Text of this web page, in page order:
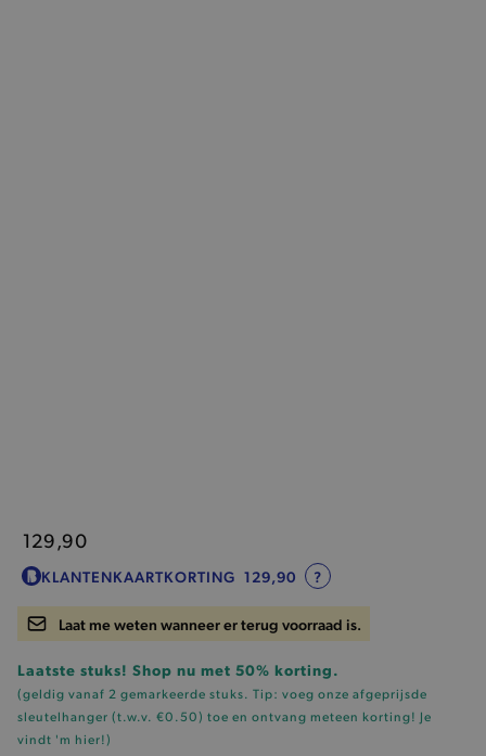
129,90
KLANTENKAARTKORTING 129,90 ?
Laat me weten wanneer er terug voorraad is.
Laatste stuks! Shop nu met 50% korting.
(geldig vanaf 2 gemarkeerde stuks. Tip: voeg onze afgeprijsde
sleutelhanger (t.w.v. €0.50) toe en ontvang meteen korting! Je
vindt 'm hier!)